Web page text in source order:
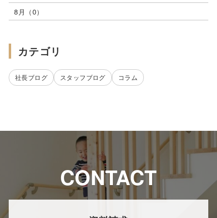
8月（0）
カテゴリ
社長ブログ スタッフブログ コラム
CONTACT